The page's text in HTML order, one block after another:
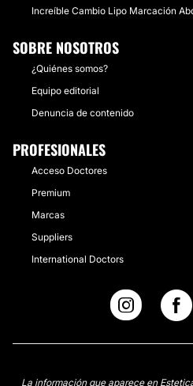
Increíble Cambio Lipo Marcación
SOBRE NOSOTROS
¿Quiénes somos?
Equipo editorial
Denuncia de contenido
PROFESIONALES
Acceso Doctores
Premium
Marcas
Suppliers
International Doctors
La información que aparece en